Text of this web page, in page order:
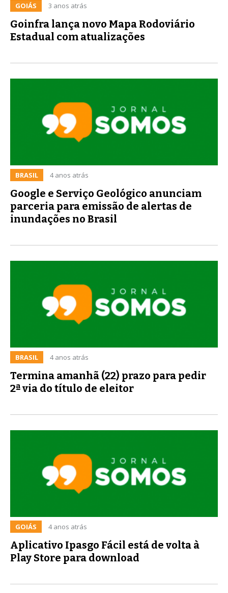
GOIÁS 3 anos atrás
Goinfra lança novo Mapa Rodoviário
Estadual com atualizações
BRASIL 4 anos atrás
Google e Serviço Geológico anunciam
parceria para emissão de alertas de
inundações no Brasil
BRASIL 4 anos atrás
Termina amanhã (22) prazo para pedir
2ª via do título de eleitor
GOIÁS 4 anos atrás
Aplicativo Ipasgo Fácil está de volta à
Play Store para download